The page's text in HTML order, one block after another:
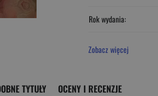
Rok wydania:
Zobacz więcej
TYTUŁY OCENY I RECENZJE